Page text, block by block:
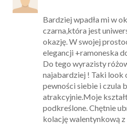
Bardziej wpadła mi w
czarna,która jest
okazję. W swojej
elegancji +ramoneska
Do tego wyrazisty
najabardziej ! Taki look
pewności siebie i czula
atrakcyjnie.Moje
podkreślone. Chętnie
kolację walentynkową z